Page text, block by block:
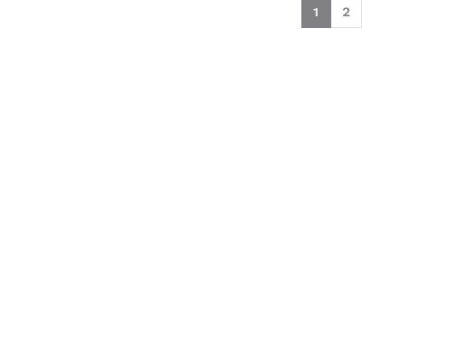
1 (aktuell)
2